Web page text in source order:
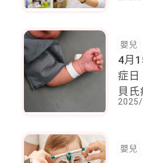
麼換
嬰兒
4月
症日
貝氏
目
嬰兒